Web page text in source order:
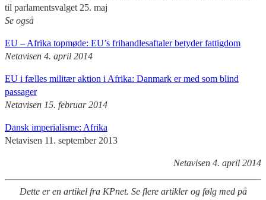
til parlamentsvalget 25. maj
Se også
EU – Afrika topmøde: EU’s frihandlesaftaler betyder fattigdom
Netavisen 4. april 2014
EU i fælles militær aktion i Afrika: Danmark er med som blind
passager
Netavisen 15. februar 2014
Dansk imperialisme: Afrika
Netavisen 11. september 2013
Netavisen 4. april 2014
Dette er en artikel fra KPnet. Se flere artikler og følg med på